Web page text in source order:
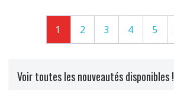
1 2 3 4 5
Voir toutes les nouveautés disponibles !